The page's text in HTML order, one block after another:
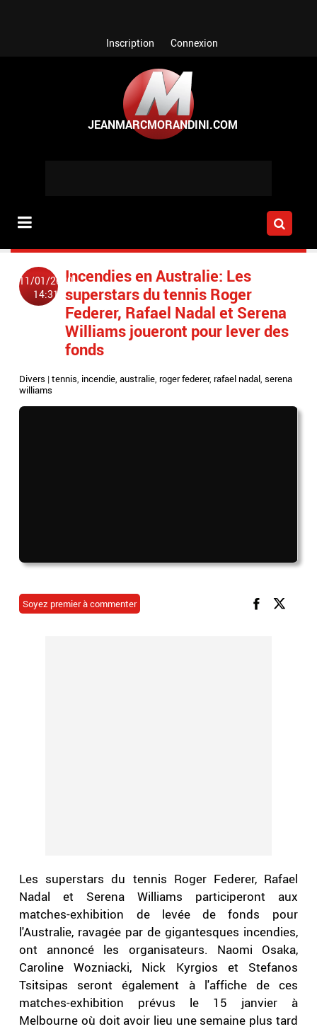
Inscription Connexion
11/01/2020
14:31
Incendies en Australie: Les
superstars du tennis Roger
Federer, Rafael Nadal et Serena
Williams joueront pour lever des
fonds
Divers |tennis, incendie,australie,roger federer,rafael nadal,serena
williams
Soyez premier à commenter
Les superstars du tennis Roger Federer, Rafael
Nadal et Serena Williams participeront aux
matches-exhibition de levée de fonds pour
l'Australie, ravagée par de gigantesques incendies,
ont annoncé les organisateurs. Naomi Osaka,
Caroline Wozniacki, Nick Kyrgios et Stefanos
Tsitsipas seront également à l'affiche de ces
matches-exhibition prévus le 15 janvier à
Melbourne où doit avoir lieu une semaine plus tard